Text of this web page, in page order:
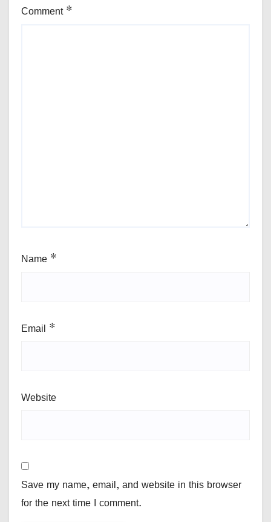
Comment *
Name *
Email *
Website
Save my name, email, and website in this browser
for the next time I comment.